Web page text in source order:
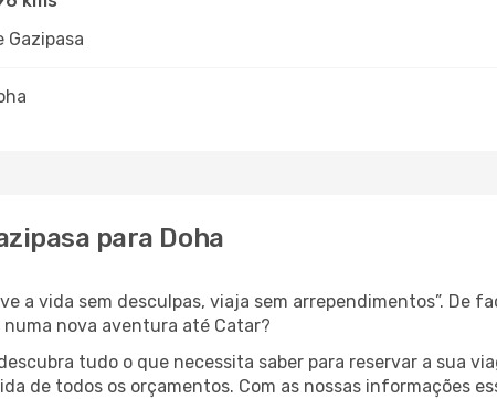
Gazipasa
para Doha
a vida sem desculpas, viaja sem arrependimentos”. De
numa nova aventura até Catar?
tudo o que necessita saber para reservar a sua
de todos os orçamentos. Com as nossas informações